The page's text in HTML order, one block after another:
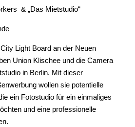
& „Das Mietstudio“
Light Board an der Neuen
Union Klischee und die Camera
in Berlin. Mit dieser
wollen sie potentielle
ein Fotostudio für ein einmaliges
und eine professionelle